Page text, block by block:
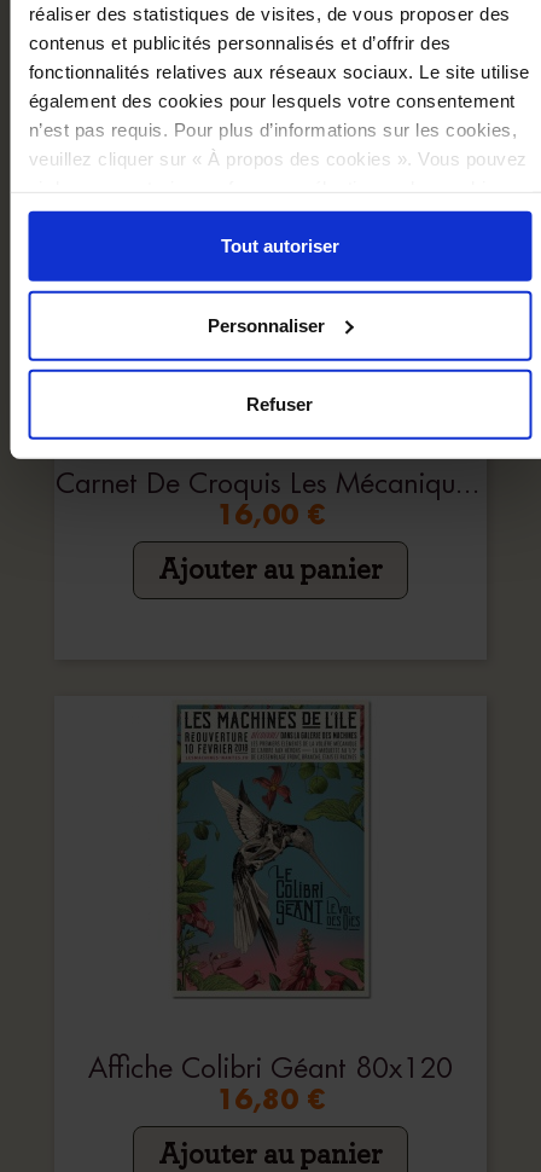
réaliser des statistiques de visites, de vous proposer des
contenus et publicités personnalisés et d’offrir des
fonctionnalités relatives aux réseaux sociaux. Le site utilise
également des cookies pour lesquels votre consentement
n’est pas requis. Pour plus d’informations sur les cookies,
veuillez cliquer sur « À propos des cookies ». Vous pouvez
selon les finalités via l'onglet « Détails ». À tout moment,
vous pouvez modifier votre choix en cliquant sur le lien
« Cookies » en bas des pages du site.
Tout autoriser
Personnaliser
Refuser
NOUS VOUS
Carnet De Croquis Les Mécaniques Savantes
16,00 €
Ajouter au panier
Affiche Colibri Géant 80x120
16,80 €
Ajouter au panier